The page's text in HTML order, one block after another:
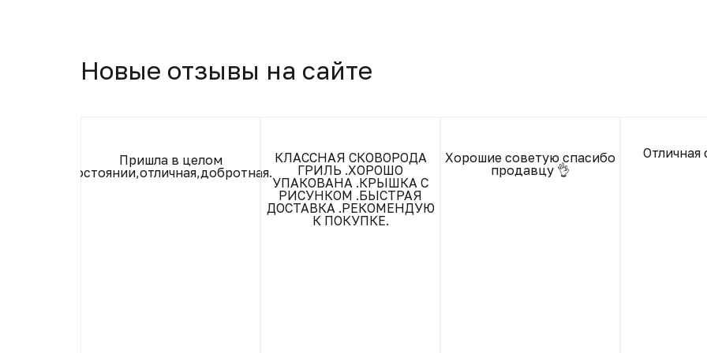
Новые отзывы на сайте
Пришла в целом
состоянии,отличная,добротная.
КЛАССНАЯ СКОВОРОДА
ГРИЛЬ .ХОРОШО
УПАКОВАНА .КРЫШКА С
РИСУНКОМ .БЫСТРАЯ
ДОСТАВКА .РЕКОМЕНДУЮ
К ПОКУПКЕ.
Хорошие советую спасибо
продавцу 👌
Отличная